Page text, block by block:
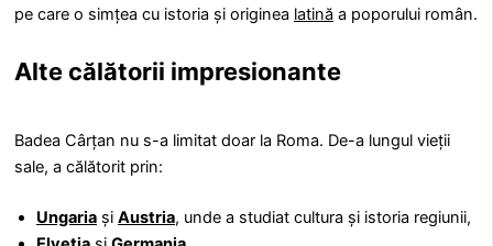
pe care o simțea cu istoria și originea latină a poporului român.
Alte călătorii impresionante
Badea Cârțan nu s-a limitat doar la Roma. De-a lungul vieții
sale, a călătorit prin:
Ungaria și Austria, unde a studiat cultura și istoria regiunii,